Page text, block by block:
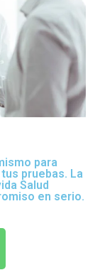
para
pruebas. La
Salud
en serio.